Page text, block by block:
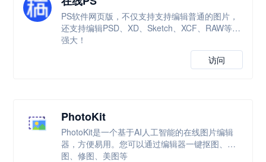
PS软件网页版，不仅支持支持编辑普通的图片，
还支持编辑PSD、XD、Sketch、XCF、RAW等，
强大！
访问
PhotoKit
PhotoKit是一个基于AI人工智能的在线图片编辑
器，方便易用。您可以通过编辑器一键抠图、改
图、修图、美图等